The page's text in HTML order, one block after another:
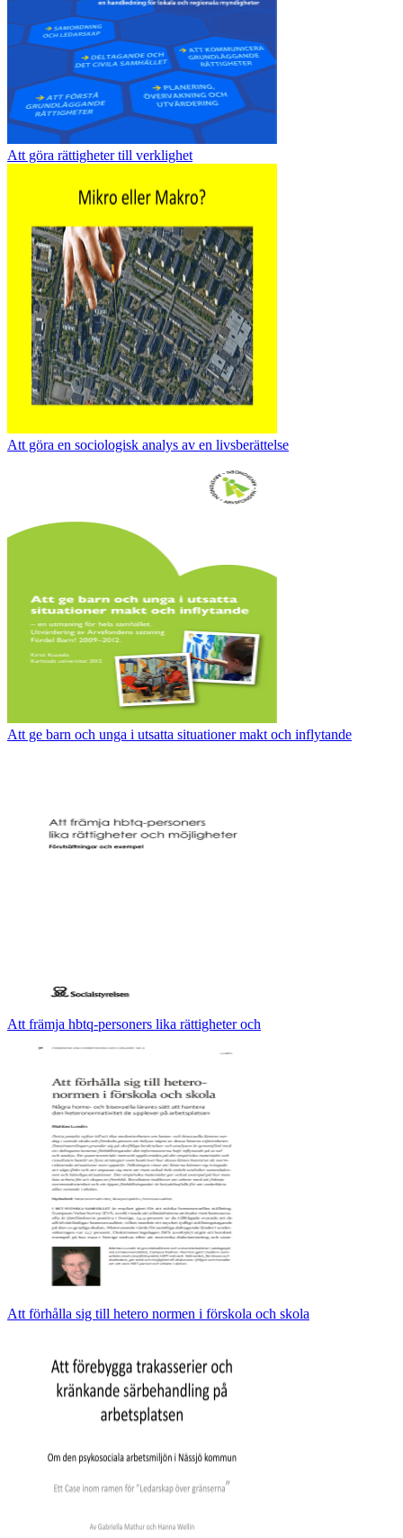
Att göra rättigheter till verklighet
Att göra en sociologisk analys av en livsberättelse
Att ge barn och unga i utsatta situationer makt och inflytande
Att främja hbtq-personers lika rättigheter och
Att förhålla sig till hetero normen i förskola och skola